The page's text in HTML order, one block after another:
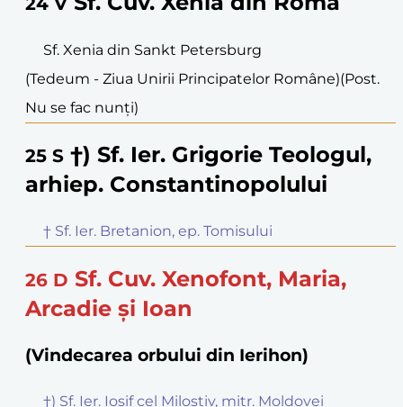
Sf. Xenia din Sankt Petersburg
(Tedeum - Ziua Unirii Principatelor Române)(Post.
Nu se fac nunți)
25 S †) Sf. Ier. Grigorie Teologul,
arhiep. Constantinopolului
† Sf. Ier. Bretanion, ep. Tomisului
26 D Sf. Cuv. Xenofont, Maria,
Arcadie și Ioan
(Vindecarea orbului din Ierihon)
†) Sf. Ier. Iosif cel Milostiv, mitr. Moldovei